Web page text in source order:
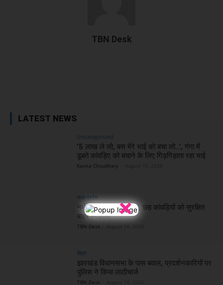
×
TBN Desk
LATEST NEWS
Uncategorized
‘5 लाख ले लो, बस मेरे भाई को बचा लो…’, गंगा में
डूबते कांवड़िए को बचाने के लिए गिड़गिड़ाता रहा भाई
Kavita Choudhary
मध्य प्रदेश
नर्मदा में बड़ा हादसा टला, छह कांवड़ियों को सुरक्षित
बाहर निकाला
TBN Desk August 10, 2026
बिहार
झारखंड विधानसभा के पास बवाल, प्रदर्शनकारियों पर
पुलिस ने किया लाठीचार्ज
TBN Desk